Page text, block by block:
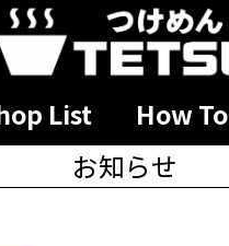
List How To
お知らせ